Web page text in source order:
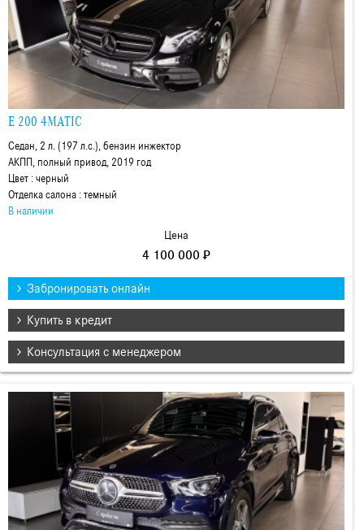
E 200 4MATIC
Седан, 2 л. (197 л.с.), бензин инжектор
АКПП, полный привод, 2019 год
Цвет : черный
Отделка салона : темный
В наличии
Цена
4 100 000 ₽
Забронировать онлайн
Купить в кредит
Консультация с менеджером